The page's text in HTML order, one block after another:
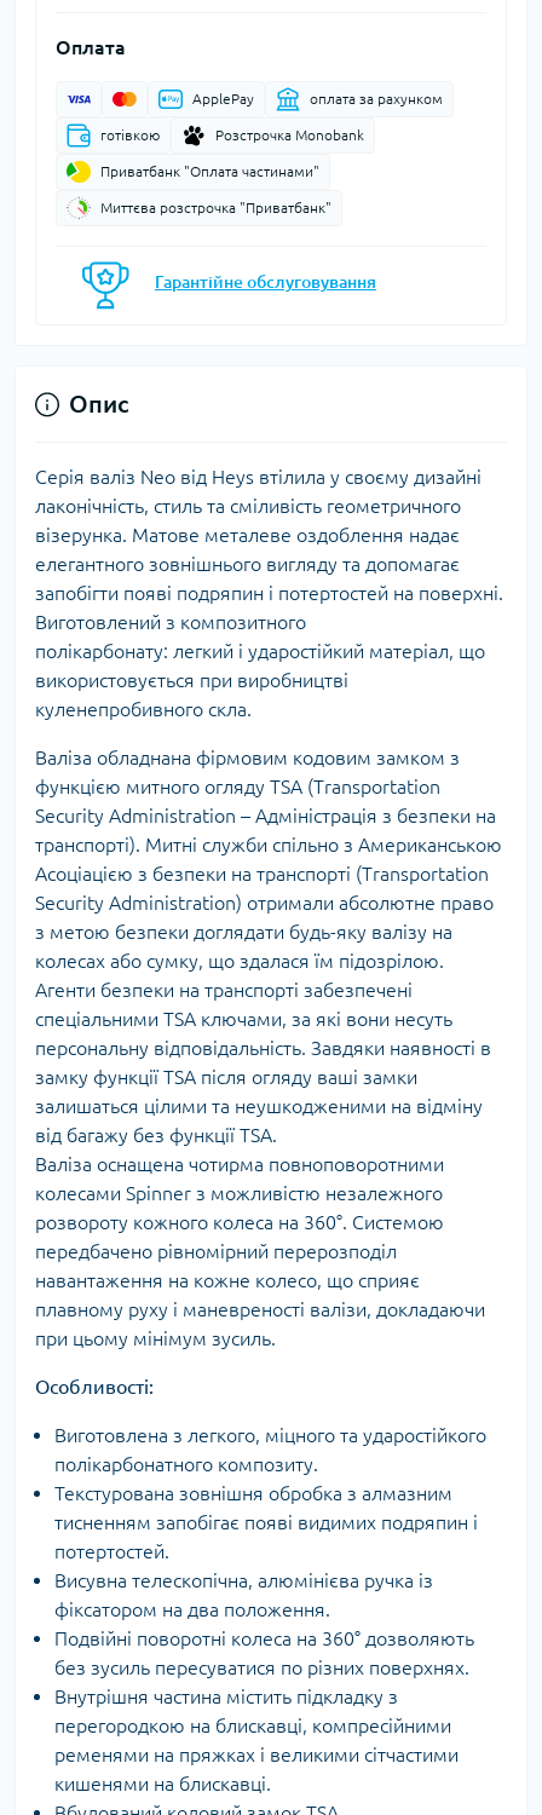
Оплата
ApplePay оплата за рахунком
готівкою Розстрочка Monobank
Приватбанк "Оплата частинами"
Миттєва розстрочка "Приватбанк"
Гарантійне обслуговування
Опис
Серія валіз Neo від Heys втілила у своєму дизайні
лаконічність, стиль та сміливість геометричного
візерунка. Матове металеве оздоблення надає
елегантного зовнішнього вигляду та допомагає
запобігти появі подряпин і потертостей на поверхні.
Виготовлений з композитного
полікарбонату: легкий і ударостійкий матеріал, що
використовується при виробництві
куленепробивного скла.
Валіза обладнана фірмовим кодовим замком з
функцією митного огляду TSA (Transportation
Security Administration – Адміністрація з безпеки на
транспорті). Митні служби спільно з Американською
Асоціацією з безпеки на транспорті (Transportation
Security Administration) отримали абсолютне право
з метою безпеки доглядати будь-яку валізу на
колесах або сумку, що здалася їм підозрілою.
Агенти безпеки на транспорті забезпечені
спеціальними TSA ключами, за які вони несуть
персональну відповідальність. Завдяки наявності в
замку функції TSA після огляду ваші замки
залишаться цілими та неушкодженими на відміну
від багажу без функції TSA.
Валіза оснащена чотирма повноповоротними
колесами Spinner з можливістю незалежного
розвороту кожного колеса на 360°. Системою
передбачено рівномірний перерозподіл
навантаження на кожне колесо, що сприяє
плавному руху і маневреності валізи, докладаючи
при цьому мінімум зусиль.
Особливості:
Виготовлена з легкого, міцного та ударостійкого
полікарбонатного композиту.
Текстурована зовнішня обробка з алмазним
тисненням запобігає появі видимих подряпин і
потертостей.
Висувна телескопічна, алюмінієва ручка із
фіксатором на два положення.
Подвійні поворотні колеса на 360° дозволяють
без зусиль пересуватися по різних поверхнях.
Внутрішня частина містить підкладку з
перегородкою на блискавці, компресійними
ременями на пряжках і великими сітчастими
кишенями на блискавці.